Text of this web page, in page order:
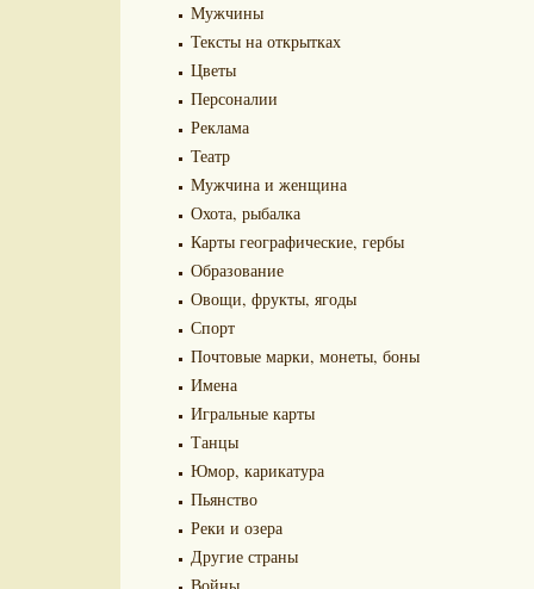
Мужчины
Тексты на открытках
Цветы
Персоналии
Реклама
Театр
Мужчина и женщина
Охота, рыбалка
Карты географические, гербы
Образование
Овощи, фрукты, ягоды
Спорт
Почтовые марки, монеты, боны
Имена
Игральные карты
Танцы
Юмор, карикатура
Пьянство
Реки и озера
Другие страны